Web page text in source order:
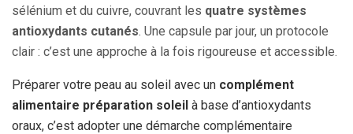
sélénium et du cuivre, couvrant les quatre systèmes
antioxydants cutanés. Une capsule par jour, un protocole
clair : c’est une approche à la fois rigoureuse et accessible.
Préparer votre peau au soleil avec un complément
alimentaire préparation soleil à base d’antioxydants
oraux, c’est adopter une démarche complémentaire